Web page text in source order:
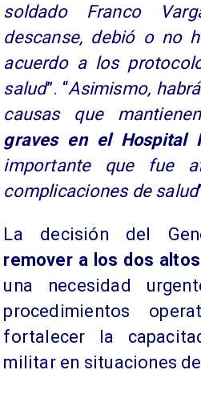
soldado Franco
descanse, debió o no
acuerdo a los
salud”. “Asimismo,
causas que
graves en el Hospital
importante que fue
complicaciones de salud
La decisión del
remover a los dos
una necesidad
procedimientos
fortalecer la
militar en situaciones